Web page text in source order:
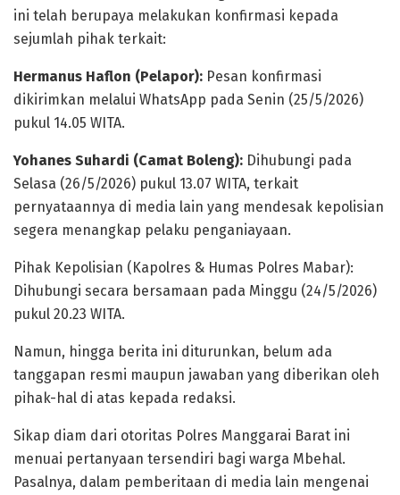
ini telah berupaya melakukan konfirmasi kepada
sejumlah pihak terkait:
Hermanus Haflon (Pelapor): Pesan konfirmasi
dikirimkan melalui WhatsApp pada Senin (25/5/2026)
pukul 14.05 WITA.
Yohanes Suhardi (Camat Boleng): Dihubungi pada
Selasa (26/5/2026) pukul 13.07 WITA, terkait
pernyataannya di media lain yang mendesak kepolisian
segera menangkap pelaku penganiayaan.
​Pihak Kepolisian (Kapolres & Humas Polres Mabar):
Dihubungi secara bersamaan pada Minggu (24/5/2026)
pukul 20.23 WITA.
​Namun, hingga berita ini diturunkan, belum ada
tanggapan resmi maupun jawaban yang diberikan oleh
pihak-hal di atas kepada redaksi.
​Sikap diam dari otoritas Polres Manggarai Barat ini
menuai pertanyaan tersendiri bagi warga Mbehal.
Pasalnya, dalam pemberitaan di media lain mengenai